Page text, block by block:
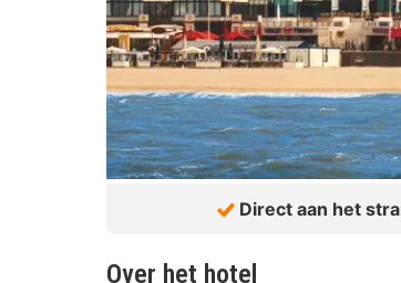
Direct aan het
Over het hotel